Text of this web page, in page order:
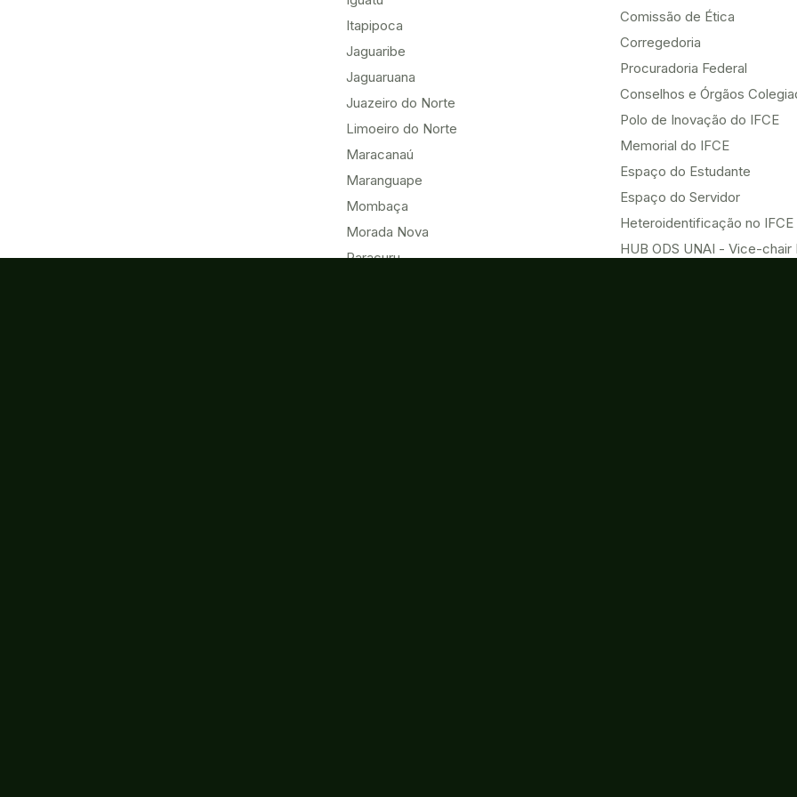
Itapipoca
Jaguaribe
Jaguaruana
Juazeiro do Norte
Limoeiro do Norte
Maracanaú
Maranguape
Mombaça
Morada Nova
Paracuru
Comissão de Ética
Corregedoria
Procuradoria Federal
Conselhos e Órgãos
Polo de Inovação do IFCE
Memorial do IFCE
Espaço do Estudante
Espaço do Servidor
Heteroidentificação no IFCE
HUB ODS UNAI - Vice-chair